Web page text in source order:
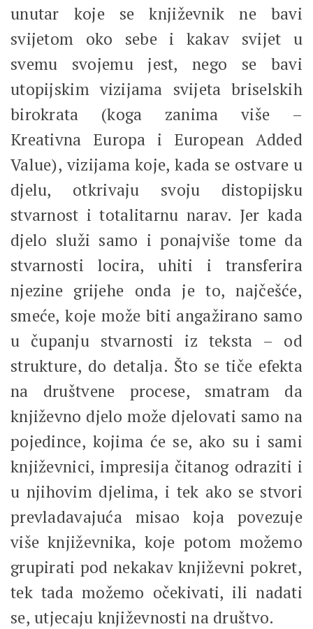
unutar koje se književnik ne bavi
svijetom oko sebe i kakav svijet u
svemu svojemu jest, nego se bavi
utopijskim vizijama svijeta briselskih
birokrata (koga zanima više –
Kreativna Europa i European Added
Value), vizijama koje, kada se ostvare u
djelu, otkrivaju svoju distopijsku
stvarnost i totalitarnu narav. Jer kada
djelo služi samo i ponajviše tome da
stvarnosti locira, uhiti i transferira
njezine grijehe onda je to, najčešće,
smeće, koje može biti angažirano samo
u čupanju stvarnosti iz teksta – od
strukture, do detalja. Što se tiče efekta
na društvene procese, smatram da
književno djelo može djelovati samo na
pojedince, kojima će se, ako su i sami
književnici, impresija čitanog odraziti i
u njihovim djelima, i tek ako se stvori
prevladavajuća misao koja povezuje
više književnika, koje potom možemo
grupirati pod nekakav književni pokret,
tek tada možemo očekivati, ili nadati
se, utjecaju književnosti na društvo.